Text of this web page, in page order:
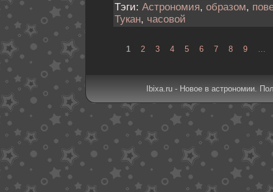
Тэги: Астрономия, образом,
Тукан, часовой
1 2 3 4 5 6 7 8 9
Ibixa.ru - Новое в астрономии.